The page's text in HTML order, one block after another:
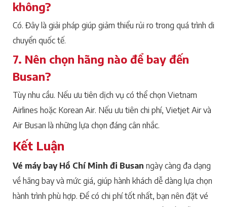
không?
Có. Đây là giải pháp giúp giảm thiểu rủi ro trong quá trình di
chuyển quốc tế.
7. Nên chọn hãng nào để bay đến
Busan?
Tùy nhu cầu. Nếu ưu tiên dịch vụ có thể chọn Vietnam
Airlines hoặc Korean Air. Nếu ưu tiên chi phí, Vietjet Air và
Air Busan là những lựa chọn đáng cân nhắc.
Kết Luận
Vé máy bay Hồ Chí Minh đi Busan ngày càng đa dạng
về hãng bay và mức giá, giúp hành khách dễ dàng lựa chọn
hành trình phù hợp. Để có chi phí tốt nhất, bạn nên đặt vé